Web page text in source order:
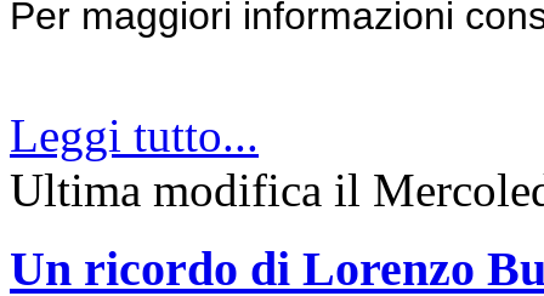
Per maggiori informazioni
Leggi tutto...
Ultima modifica il
Un ricordo di Lorenzo